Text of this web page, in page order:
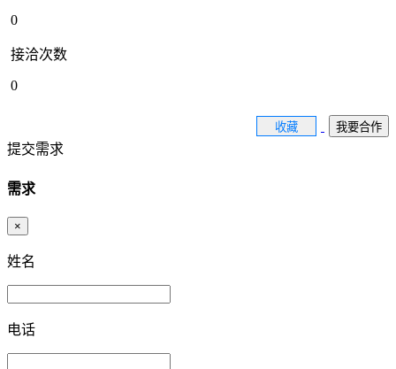
0
接洽次数
0
收藏 我要合作
提交需求
需求
×
姓名
电话